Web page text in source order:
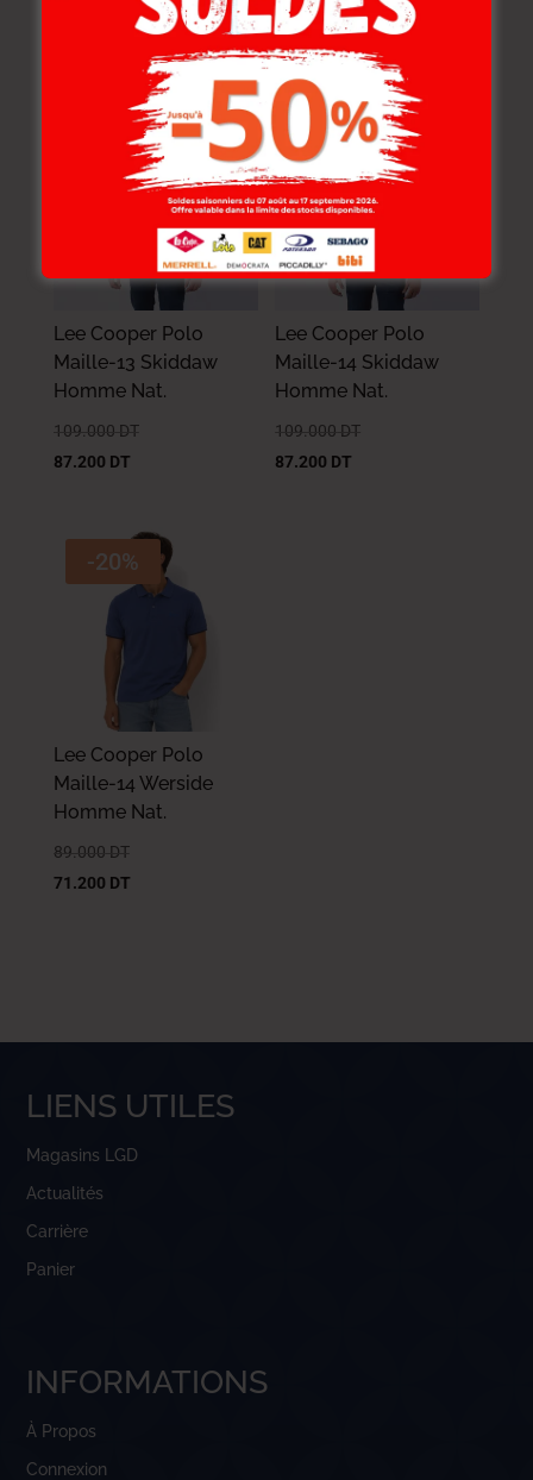
89.000 DT
71.200DT
-20%
Lee Cooper Polo
Maille-13 Skiddaw
Homme Nat.
109.000 DT
87.200 DT
-20%
Lee Cooper Polo
Maille-14 Skiddaw
Homme Nat.
109.000 DT
87.200 DT
-20%
Lee Cooper Polo
Maille-14 Werside
Homme Nat.
89.000 DT
71.200 DT
LIENS UTILES
Magasins LGD
Actualités
Carrière
Panier
INFORMATIONS
À Propos
Connexion